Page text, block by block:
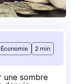
Économie 2 min
une sombre